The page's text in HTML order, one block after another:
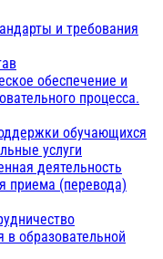
и требования
обеспечение и
процесса.
обучающихся
услуги
деятельность
приема (перевода)
в образовательной